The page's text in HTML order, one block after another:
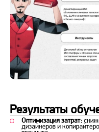
Результаты
Оптимизация затрат:
дизайнеров и